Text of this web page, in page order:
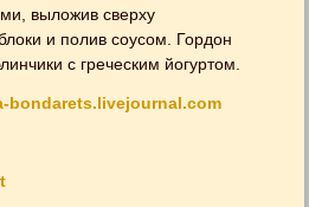
выложив сверху
и полив соусом. Гордон
с греческим йогуртом.
bondarets.livejournal.com